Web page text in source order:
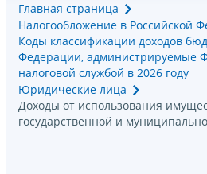
Главная страница
Налогообложение в Российской
Коды классификации доходов
Федерации, администрируемые
налоговой службой в 2026 году
Юридические лица
Доходы от использования
государственной и